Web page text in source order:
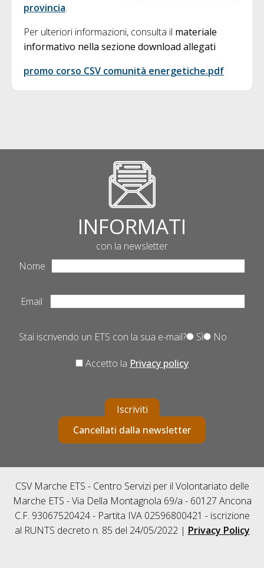
provincia.
Per ulteriori informazioni, consulta il materiale
informativo nella sezione download allegati
promo corso CSV comunità energetiche.pdf
INFORMATI
con la newsletter
Nome
Email
Stai iscrivendo un ETS con la sua e-mail? Sì No
Accetto la Privacy policy
Iscriviti
Cancellati dalla newsletter
CSV Marche ETS - Centro Servizi per il Volontariato delle
Marche ETS - Via Della Montagnola 69/a - 60127 Ancona
C.F. 93067520424 - Partita IVA 02596800421 - iscrizione
al RUNTS decreto n. 85 del 24/05/2022 | Privacy Policy